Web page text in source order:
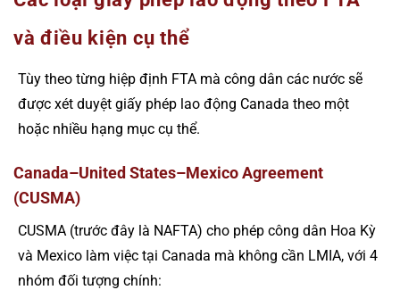
và điều kiện cụ thể
Tùy theo từng hiệp định FTA mà công dân các nước sẽ
được xét duyệt giấy phép lao động Canada theo một
hoặc nhiều hạng mục cụ thể.
Canada–United States–Mexico Agreement
(CUSMA)
CUSMA (trước đây là NAFTA) cho phép công dân Hoa Kỳ
và Mexico làm việc tại Canada mà không cần LMIA, với 4
nhóm đối tượng chính: